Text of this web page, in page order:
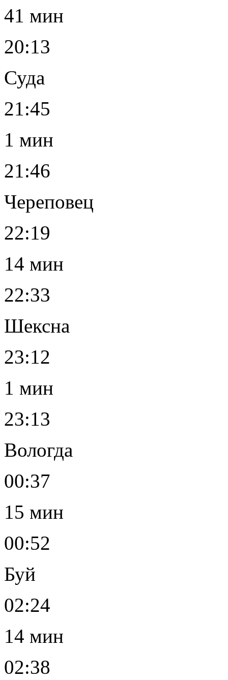
41 мин
20:13
Суда
21:45
1 мин
21:46
Череповец
22:19
14 мин
22:33
Шексна
23:12
1 мин
23:13
Вологда
00:37
15 мин
00:52
Буй
02:24
14 мин
02:38